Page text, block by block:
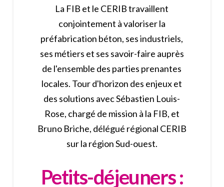
La FIB et le CERIB travaillent
conjointement à valoriser la
préfabrication béton, ses industriels,
ses métiers et ses savoir-faire auprès
de l'ensemble des parties prenantes
locales. Tour d'horizon des enjeux et
des solutions avec Sébastien Louis-
Rose, chargé de mission à la FIB, et
Bruno Briche, délégué régional CERIB
sur la région Sud-ouest.
Petits-déjeuners :